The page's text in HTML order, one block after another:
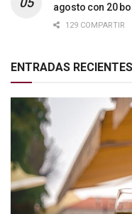
agosto con 20
129 COMPARTIR
ENTRADAS RECIENTES